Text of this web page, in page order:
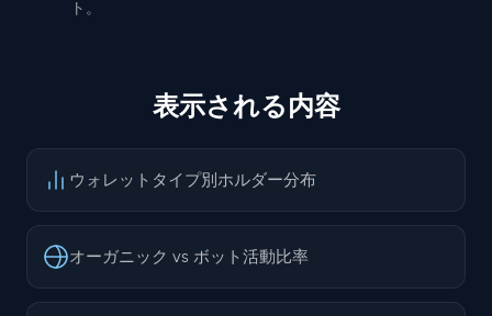
ト。
表示される内容
ウォレットタイプ別ホルダー分布
オーガニック vs ボット活動比率